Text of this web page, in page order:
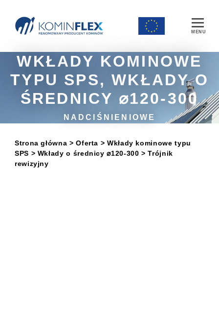
Main Navigation
WKŁADY KOMINOWE
TYPU SPS, WKŁADY O
ŚREDNICY ⌀120-300
NADCIŚNIENIOWE
Strona główna > Oferta >Wkłady kominowe typu
SPS > Wkłady o średnicy ⌀120-300 > Trójnik
rewizyjny